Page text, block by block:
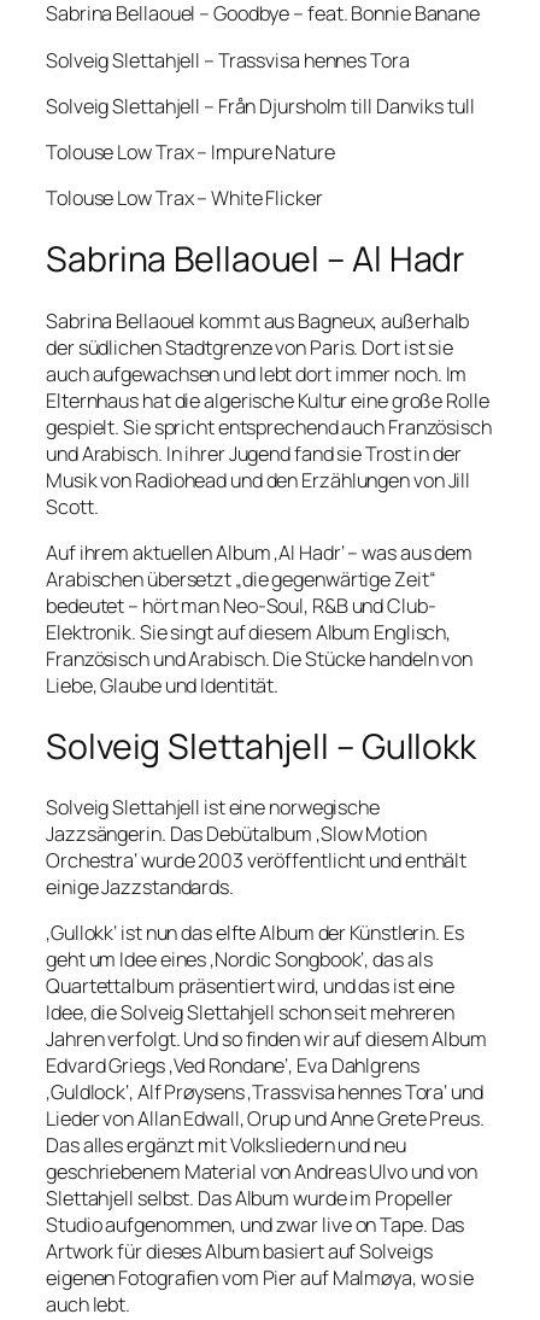
Sabrina Bellaouel – Goodbye – feat. Bonnie Banane
Solveig Slettahjell – Trassvisa hennes Tora
Solveig Slettahjell – Från Djursholm till Danviks tull
Tolouse Low Trax – Impure Nature
Tolouse Low Trax – White Flicker
Sabrina Bellaouel – Al Hadr
Sabrina Bellaouel kommt aus Bagneux, außerhalb
der südlichen Stadtgrenze von Paris. Dort ist sie
auch aufgewachsen und lebt dort immer noch. Im
Elternhaus hat die algerische Kultur eine große Rolle
gespielt. Sie spricht entsprechend auch Französisch
und Arabisch. In ihrer Jugend fand sie Trost in der
Musik von Radiohead und den Erzählungen von Jill
Scott.
Auf ihrem aktuellen Album ‚Al Hadr‘ – was aus dem
Arabischen übersetzt „die gegenwärtige Zeit“
bedeutet – hört man Neo-Soul, R&B und Club-
Elektronik. Sie singt auf diesem Album Englisch,
Französisch und Arabisch. Die Stücke handeln von
Liebe, Glaube und Identität.
Solveig Slettahjell – Gullokk
Solveig Slettahjell ist eine norwegische
Jazzsängerin. Das Debütalbum ‚Slow Motion
Orchestra‘ wurde 2003 veröffentlicht und enthält
einige Jazzstandards.
‚Gullokk‘ ist nun das elfte Album der Künstlerin. Es
geht um Idee eines ‚Nordic Songbook‘, das als
Quartettalbum präsentiert wird, und das ist eine
Idee, die Solveig Slettahjell schon seit mehreren
Jahren verfolgt. Und so finden wir auf diesem Album
Edvard Griegs ‚Ved Rondane‘, Eva Dahlgrens
‚Guldlock‘, Alf Prøysens ‚Trassvisa hennes Tora‘ und
Lieder von Allan Edwall, Orup und Anne Grete Preus.
Das alles ergänzt mit Volksliedern und neu
geschriebenem Material von Andreas Ulvo und von
Slettahjell selbst. Das Album wurde im Propeller
Studio aufgenommen, und zwar live on Tape. Das
Artwork für dieses Album basiert auf Solveigs
eigenen Fotografien vom Pier auf Malmøya, wo sie
auch lebt.